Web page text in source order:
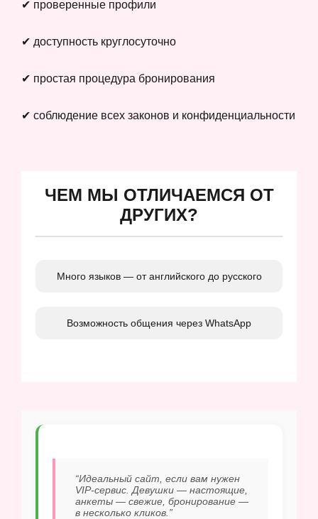
✔ проверенные профили
✔ доступность круглосуточно
✔ простая процедура бронирования
✔ соблюдение всех законов и конфиденциальности
ЧЕМ МЫ ОТЛИЧАЕМСЯ ОТ
ДРУГИХ?
Много языков — от английского до русского
Возможность общения через WhatsApp
“Идеальный сайт, если вам нужен
VIP-сервис. Девушки — настоящие,
анкеты — свежие, бронирование —
в несколько кликов.”